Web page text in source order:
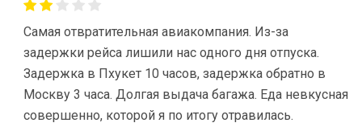
Самая отвратительная авиакомпания. Из-за
задержки рейса лишили нас одного дня отпуска.
Задержка в Пхукет 10 часов, задержка обратно в
Москву 3 часа. Долгая выдача багажа. Еда невкусная
совершенно, которой я по итогу отравилась.